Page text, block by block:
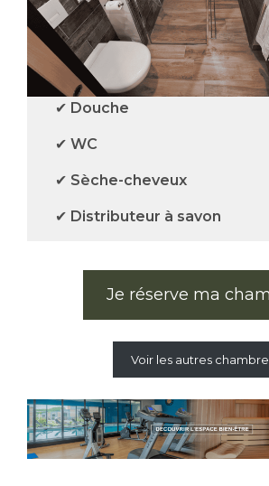
✔ Douche
✔WC
✔ Sèche-cheveux
✔ Distributeur à savon
Je réserve ma
Voir les autres